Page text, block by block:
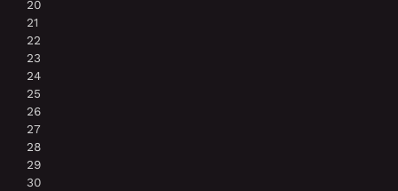
20
21
22
23
24
25
26
27
28
29
30